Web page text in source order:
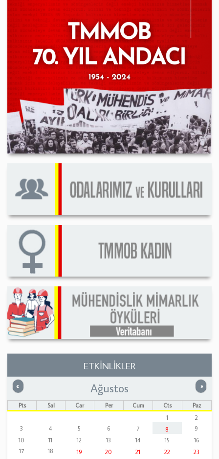
ETKİNLİKLER
« Önceki »
Ağustos
Pts Sal Çar Per Cum Cts
Paz
1
2
3
4 5 6 7 8
9
10
11 12 13 14 15
16
17
18 19 20 21 22
23